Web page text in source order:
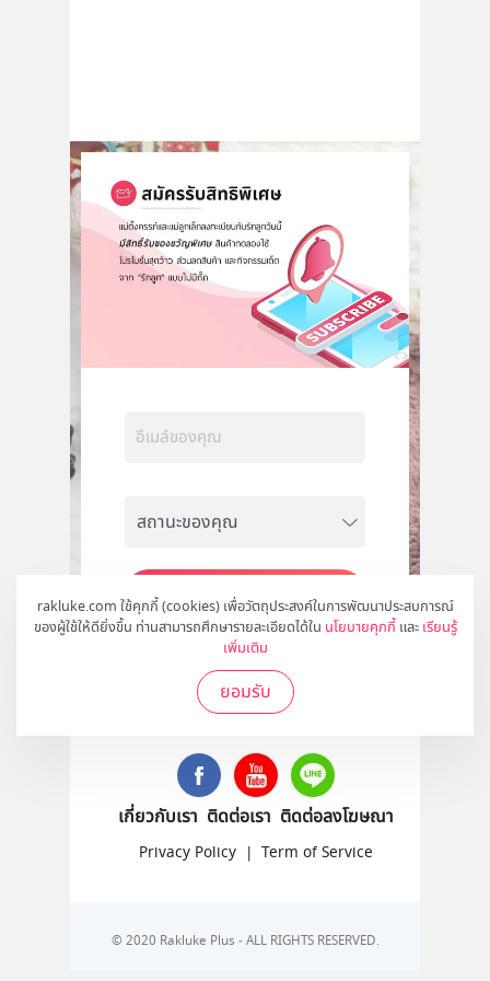
rakluke.com ใช้คุกกี้ (cookies) เพื่อวัตถุประสงค์ในการพัฒนาประสบการณ์
ของผู้ใช้ให้ดียิ่งขึ้น ท่านสามารถศึกษารายละเอียดได้ใน นโยบายคุกกี้ และ เรียนรู้
เพิ่มเติม
ยอมรับ
สมัคร
ติดตามเราได้ที่
เกี่ยวกับเรา ติดต่อเรา ติดต่อลงโฆษณา
Privacy Policy | Term of Service
© 2020 Rakluke Plus - ALL RIGHTS RESERVED.